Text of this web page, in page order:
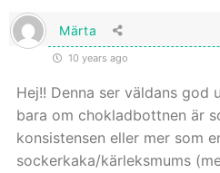
Märta
10 years ago
Hej!! Denna ser väldans god
bara om chokladbottnen är
konsistensen eller mer som
sockerkaka/kärleksmums